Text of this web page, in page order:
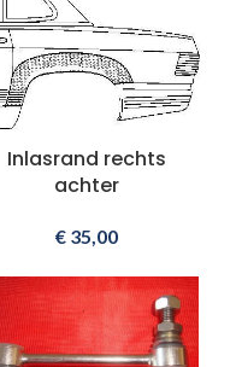
Inlasrand rechts
achter
€35,00